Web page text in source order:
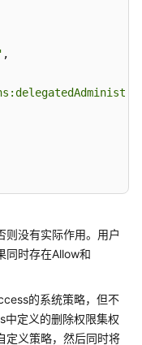
,
则没有实际作用。用户
同时存在Allow和
的系统策略，但不
定义的删除权限集权
定义策略，然后同时将